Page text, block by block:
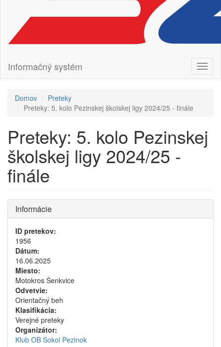
Informačný systém
Domov
Preteky
Preteky: 5. kolo Pezinskej školskej ligy 2024/25 - finále
Preteky: 5. kolo Pezinskej
školskej ligy 2024/25 -
finále
Informácie
ID pretekov:
1956
Dátum:
16.06.2025
Miesto:
Motokros Šenkvice
Odvetvie:
Orientačný beh
Klasifikácia:
Verejné preteky
Organizátor:
Klub OB Sokol Pezinok